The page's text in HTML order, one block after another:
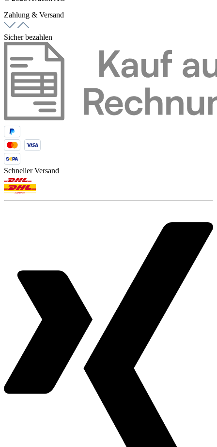
Zahlung & Versand
Sicher bezahlen
Schneller Versand